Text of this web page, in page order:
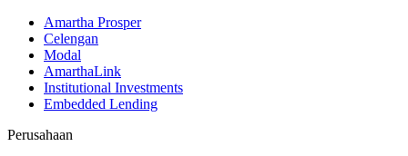
Amartha Prosper
Celengan
Modal
AmarthaLink
Institutional Investments
Embedded Lending
Perusahaan